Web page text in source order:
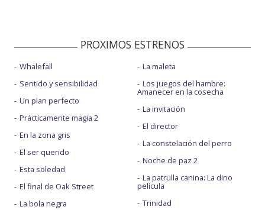
PROXIMOS ESTRENOS
Whalefall
Sentido y sensibilidad
Un plan perfecto
Prácticamente magia 2
En la zona gris
El ser querido
Esta soledad
El final de Oak Street
La bola negra
La maleta
Los juegos del hambre:
Amanecer en la cosecha
La invitación
El director
La constelación del perro
Noche de paz 2
La patrulla canina: La dino
película
Trinidad